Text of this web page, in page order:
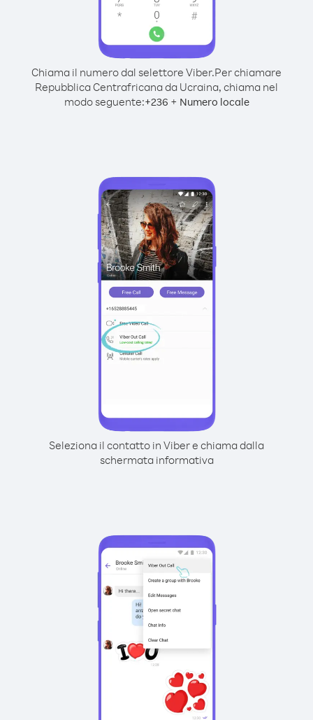
Chiama il numero dal selettore Viber.Per chiamare
Repubblica Centrafricana da Ucraina, chiama nel
modo seguente:+236 + Numero locale
Seleziona il contatto in Viber e chiama dalla
schermata informativa